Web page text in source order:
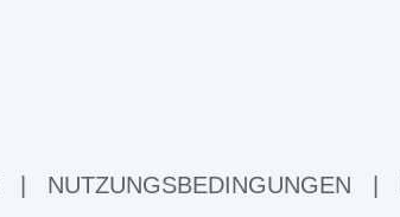
NUTZUNGSBEDINGUNGEN